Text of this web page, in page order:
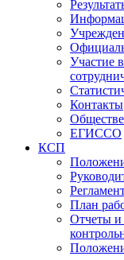
Участие
Контакты
ЕГИССО
КСП
План
Отчеты и